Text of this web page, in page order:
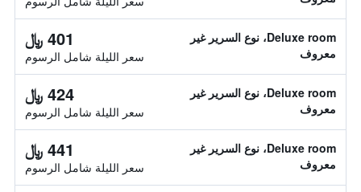
Deluxe room، نوع السرير غير
معروف
401 ﷼
سعر الليلة شامل الرسوم
Deluxe room، نوع السرير غير
معروف
424 ﷼
سعر الليلة شامل الرسوم
Deluxe room، نوع السرير غير
معروف
441 ﷼
سعر الليلة شامل الرسوم